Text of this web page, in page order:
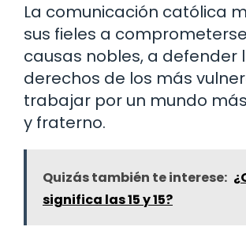
La comunicación católica
sus fieles a
causas nobles, a defender
derechos de los más
trabajar por un mundo
y fraterno.
Quizás también te interese:
significa las 15 y 15?